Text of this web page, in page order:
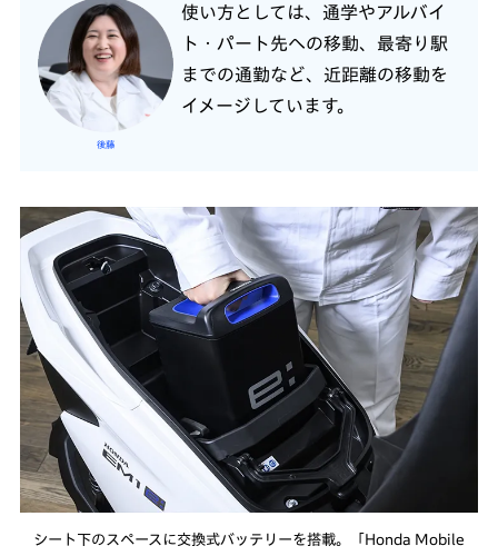
後藤
使い方としては、通学やアルバイ
ト・パート先への移動、最寄り駅
までの通勤など、近距離の移動を
イメージしています。
シート下のスペースに交換式バッテリーを搭載。「Honda Mobile